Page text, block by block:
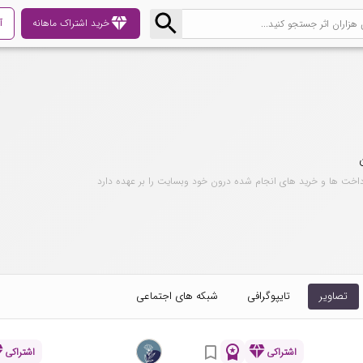
diamondخرید اشتراک ماهانه
ها و خرید های انجام شده درون خود وبسایت را بر عهده دارد
تصاویر تایپوگرافی شبکه های اجتماعی
اشتراکیdiamond
workspace_premium
bookmark_border اشتراکی